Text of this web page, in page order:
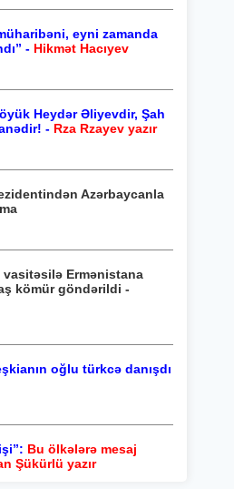
eyni zamanda
- Hikmət Hacıyev
Heydər Əliyevdir, Şah
- Rza Rzayev yazır
Azərbaycanla
vasitəsilə Ermənistana
kömür göndərildi -
oğlu türkcə danışdı
Bu ölkələrə mesaj
Şükürlü yazır